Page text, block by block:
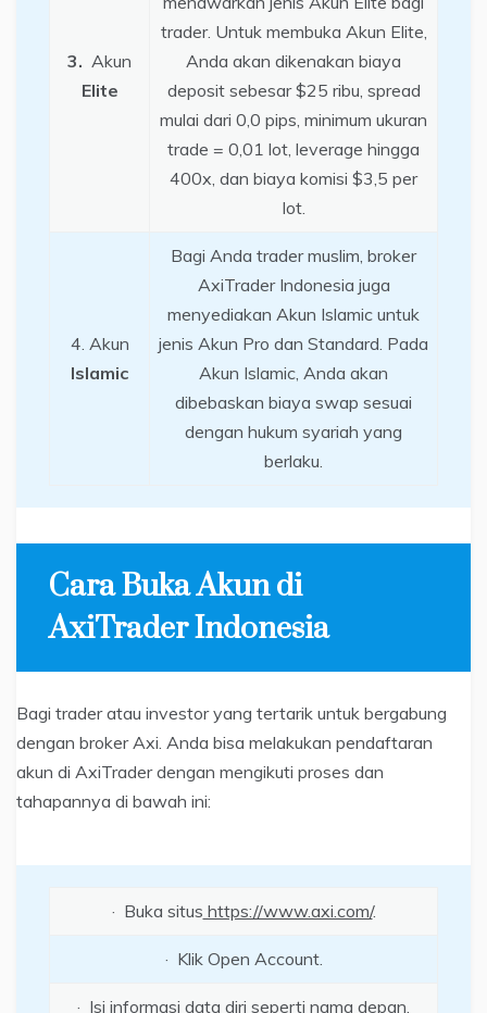
3. Akun
Elite
trader. Untuk membuka Akun Elite,
Anda akan dikenakan biaya
deposit sebesar $25 ribu, spread
mulai dari 0,0 pips, minimum ukuran
trade = 0,01 lot, leverage hingga
400x, dan biaya komisi $3,5 per
lot.
4. Akun
Islamic
Bagi Anda trader muslim, broker
AxiTrader Indonesia juga
menyediakan Akun Islamic untuk
jenis Akun Pro dan Standard. Pada
Akun Islamic, Anda akan
dibebaskan biaya swap sesuai
dengan hukum syariah yang
berlaku.
Cara Buka Akun di
AxiTrader Indonesia
Bagi trader atau investor yang tertarik untuk bergabung
dengan broker Axi. Anda bisa melakukan pendaftaran
akun di AxiTrader dengan mengikuti proses dan
tahapannya di bawah ini:
· Buka situs https://www.axi.com/.
· Klik Open Account.
· Isi informasi data diri seperti nama depan,